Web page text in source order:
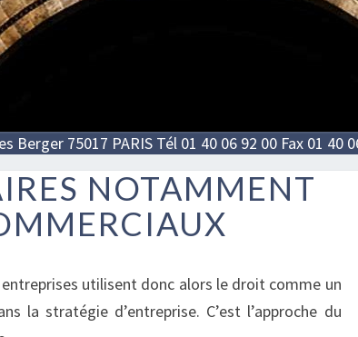
Berger 75017 PARIS Tél 01 40 06 92 00 Fax 01 40
DROIT
DES
AFFAIRES
COMMERCIAUX
NOTAMMENT
utilisent donc alors le droit comme un
la stratégie d’entreprise. C’est l’approche du